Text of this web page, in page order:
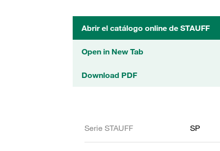
Abrir el catálogo online de STAUFF
Open in New Tab
Download PDF
Serie STAUFF SP